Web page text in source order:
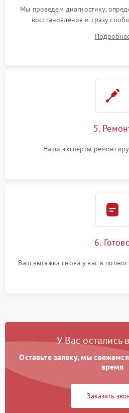
Мы проведем диагностику,
восстановления и сразу
5.
Наши эксперты
6.
Ваш вытяжка снова у вас в
У Вас остались
Оставьте заявку, мы
время
Заказать